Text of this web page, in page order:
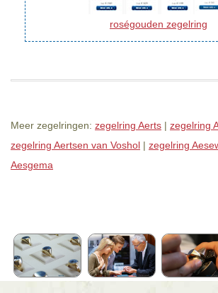
roségouden zegelring
Meer zegelringen: zegelring Aerts | zegelring
zegelring Aertsen van Voshol | zegelring
Aesgema